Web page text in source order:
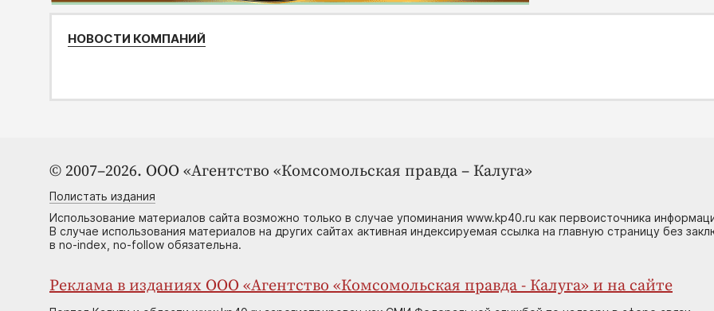
НОВОСТИ КОМПАНИЙ
© 2007–2026. ООО «Агентство «Комсомольская правда – Калуга»
Полистать издания
Использование материалов сайта возможно только в случае упоминания www.kp40.ru как первоисточника
В случае использования материалов на других сайтах активная индексируемая ссылка на главную страницу без
в no-index, no-follow обязательна.
Реклама в изданиях ООО «Агентство «Комсомольская правда - Калуга» и на сайте